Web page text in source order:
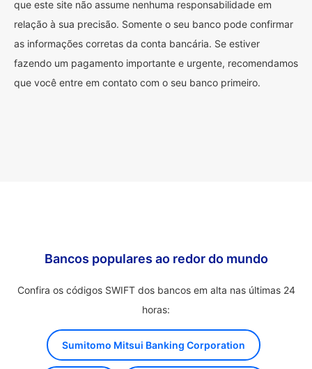
que este site não assume nenhuma responsabilidade em
relação à sua precisão. Somente o seu banco pode confirmar
as informações corretas da conta bancária. Se estiver
fazendo um pagamento importante e urgente, recomendamos
que você entre em contato com o seu banco primeiro.
Bancos populares ao redor do mundo
Confira os códigos SWIFT dos bancos em alta nas últimas 24
horas:
Sumitomo Mitsui Banking Corporation